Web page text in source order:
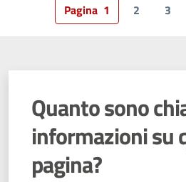
Pagina 1 2 3
Quanto sono
informazioni su
pagina?